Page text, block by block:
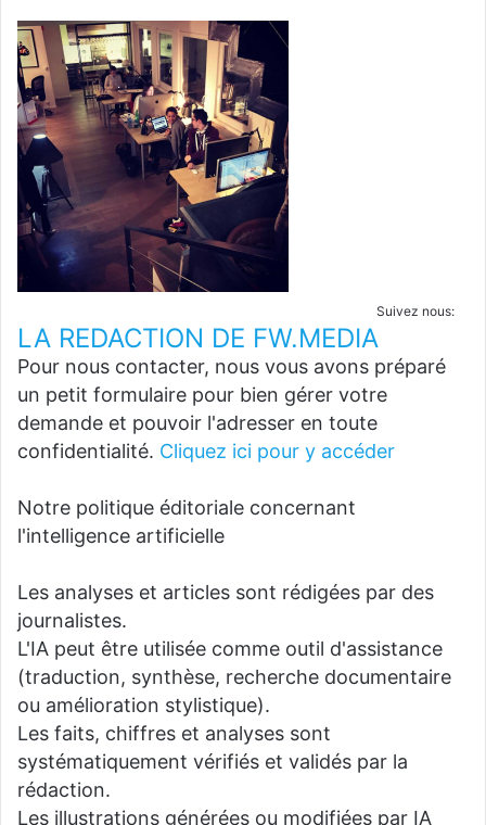
Suivez nous:
LA REDACTION DE FW.MEDIA
Pour nous contacter, nous vous avons préparé
un petit formulaire pour bien gérer votre
demande et pouvoir l'adresser en toute
confidentialité. Cliquez ici pour y accéder
Notre politique éditoriale concernant
l'intelligence artificielle
Les analyses et articles sont rédigées par des
journalistes.
L'IA peut être utilisée comme outil d'assistance
(traduction, synthèse, recherche documentaire
ou amélioration stylistique).
Les faits, chiffres et analyses sont
systématiquement vérifiés et validés par la
rédaction.
Les illustrations générées ou modifiées par IA